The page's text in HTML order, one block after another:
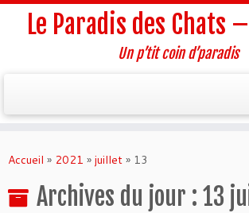
au
Le Paradis des Chats
Un p’tit coin d’paradis
Accueil » 2021 » juillet » 13
Archives du jour : 13